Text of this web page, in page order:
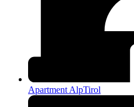
Apartment AlpTirol